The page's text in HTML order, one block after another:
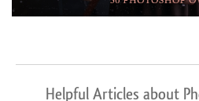
Helpful Articles about